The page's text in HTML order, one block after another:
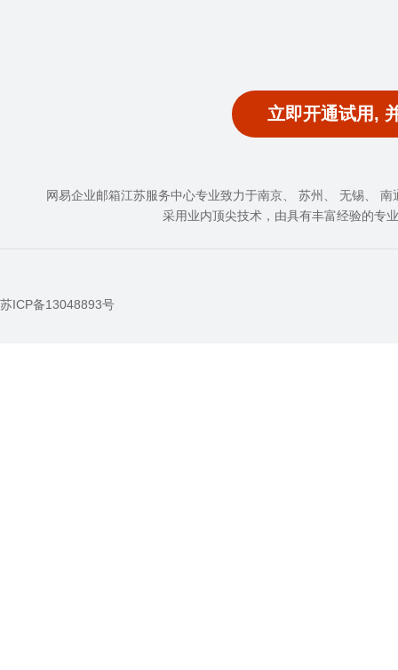
立即开通试用,
网易企业邮箱江苏服务中心专业致力于南京、 苏州、 无锡、
采用业内顶尖技术，由具有丰富经验的专
苏ICP备13048893号